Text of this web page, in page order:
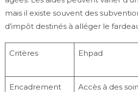
mais il existe souvent des
d’impôt destinés à alléger le
Critères Ehpad
Encadrement
Accès à des